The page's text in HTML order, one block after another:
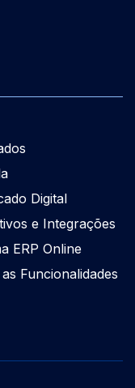
Digital
e Integrações
ERP Online
Funcionalidades